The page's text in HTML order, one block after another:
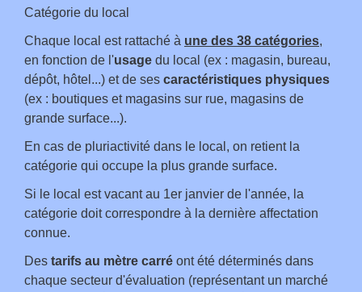
Catégorie du local
Chaque local est rattaché à une des 38 catégories,
en fonction de l'usage du local (ex : magasin, bureau,
dépôt, hôtel...) et de ses caractéristiques physiques
(ex : boutiques et magasins sur rue, magasins de
grande surface...).
En cas de pluriactivité dans le local, on retient la
catégorie qui occupe la plus grande surface.
Si le local est vacant au 1er janvier de l'année, la
catégorie doit correspondre à la dernière affectation
connue.
Des tarifs au mètre carré ont été déterminés dans
chaque secteur d'évaluation (représentant un marché